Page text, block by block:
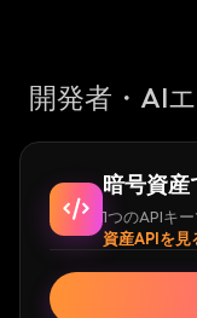
開発者・AI
暗号資産
1つのAPIキ
資産APIを見